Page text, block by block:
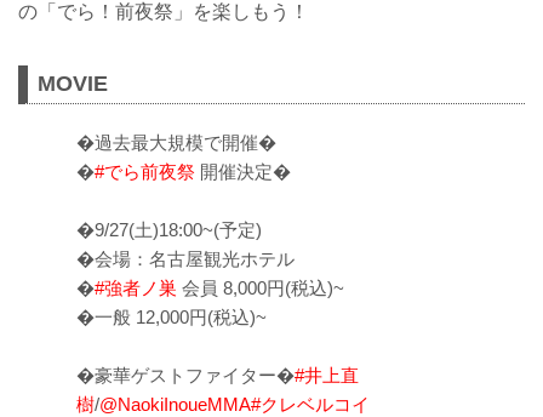
の「でら！前夜祭」を楽しもう！
MOVIE
�過去最大規模で開催�
�#でら前夜祭 開催決定�
�9/27(土)18:00~(予定)
�会場：名古屋観光ホテル
�#強者ノ巣 会員 8,000円(税込)~
�一般 12,000円(税込)~
�豪華ゲストファイター�#井上直
樹/@NaokiInoueMMA#クレベルコイ